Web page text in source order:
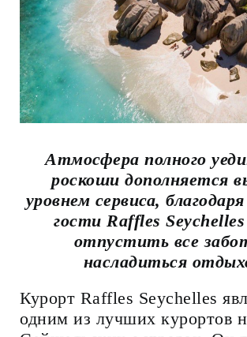
Атмосфера полного
роскоши дополняется
уровнем сервиса,
гости Raffles
отпустить все
насладиться
Курорт Raffles Seychelles
одним из лучших курортов